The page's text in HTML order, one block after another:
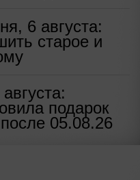
6 августа:
старое и
подарок
05.08.26